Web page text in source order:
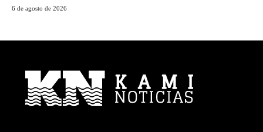
6 de agosto de 2026